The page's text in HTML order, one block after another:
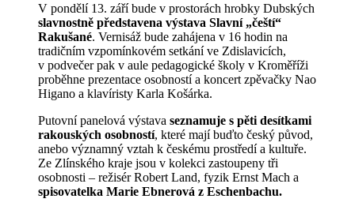
V pondělí 13. září bude v prostorách hrobky Dubských
slavnostně představena výstava Slavní „čeští“
Rakušané. Vernisáž bude zahájena v 16 hodin na
tradičním vzpomínkovém setkání ve Zdislavicích,
v podvečer pak v aule pedagogické školy v Kroměříži
proběhne prezentace osobností a koncert zpěvačky Nao
Higano a klavíristy Karla Košárka.
Putovní panelová výstava seznamuje s pěti desítkami
rakouských osobností, které mají buďto český původ,
anebo významný vztah k českému prostředí a kultuře.
Ze Zlínského kraje jsou v kolekci zastoupeny tři
osobnosti – režisér Robert Land, fyzik Ernst Mach a
spisovatelka Marie Ebnerová z Eschenbachu.